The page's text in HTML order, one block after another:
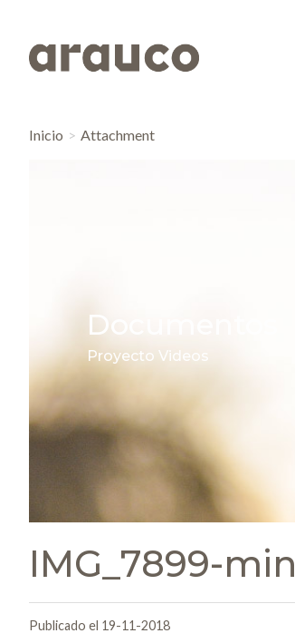
Inicio Attachment
Documentos
Proyecto Videos
IMG_7899-min
Publicado el 19-11-2018